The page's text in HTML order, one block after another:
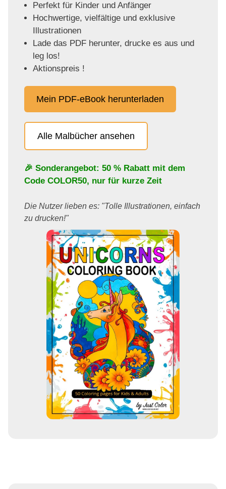
Perfekt für Kinder und Anfänger
Hochwertige, vielfältige und exklusive
Illustrationen
Lade das PDF herunter, drucke es aus und
leg los!
Aktionspreis !
Mein PDF-eBook herunterladen
Alle Malbücher ansehen
🎉 Sonderangebot: 50 % Rabatt mit dem
Code COLOR50, nur für kurze Zeit
Die Nutzer lieben es: "Tolle Illustrationen, einfach
zu drucken!"